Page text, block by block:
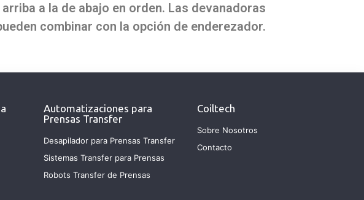
a la de abajo en orden. Las devanadoras
combinar con la opción de enderezador.
Automatizaciones para
Prensas Transfer
Desapilador para Prensas Transfer
Sistemas Transfer para Prensas
Robots Transfer de Prensas
Coiltech
Sobre Nosotros
Contacto